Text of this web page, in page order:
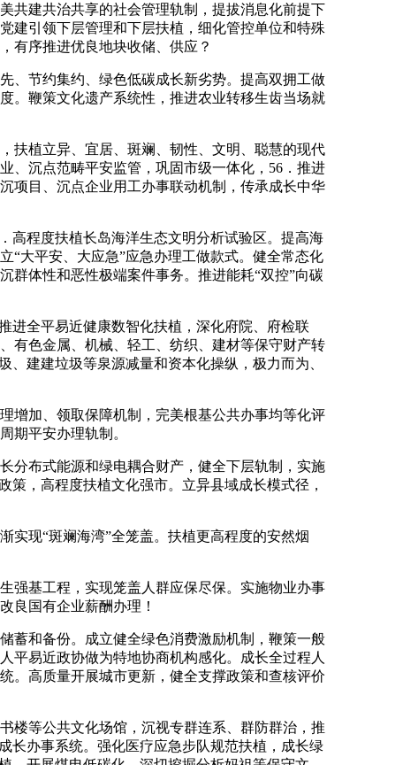
建共治共享的社会管理轨制，提拔消息化前提下
建引领下层管理和下层扶植，细化管控单位和特殊
有序推进优良地块收储、供应？
节约集约、绿色低碳成长新劣势。提高双拥工做
。鞭策文化遗产系统性，推进农业转移生齿当场就
植立异、宜居、斑斓、韧性、文明、聪慧的现代
、沉点范畴平安监管，巩固市级一体化，56．推进
项目、沉点企业用工办事联动机制，传承成长中华
程度扶植长岛海洋生态文明分析试验区。提高海
“大平安、大应急”应急办理工做款式。健全常态化
群体性和恶性极端案件事务。推进能耗“双控”向碳
全平易近健康数智化扶植，深化府院、府检联
有色金属、机械、轻工、纺织、建材等保守财产转
建建垃圾等泉源减量和资本化操纵，极力而为、
加、领取保障机制，完美根基公共办事均等化评
期平安办理轨制。
布式能源和绿电耦合财产，健全下层轨制，实施
，高程度扶植文化强市。立异县域成长模式径，
现“斑斓海湾”全笼盖。扶植更高程度的安然烟
基工程，实现笼盖人群应保尽保。实施物业办事
良国有企业薪酬办理！
和备份。成立健全绿色消费激励机制，鞭策一般
平易近政协做为特地协商机构感化。成长全过程人
。高质量开展城市更新，健全支撑政策和查核评价
等公共文化场馆，沉视专群连系、群防群治，推
长办事系统。强化医疗应急步队规范扶植，成长绿